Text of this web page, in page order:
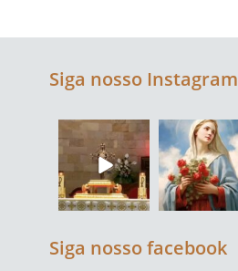
Siga nosso Instagram
Siga nosso facebook